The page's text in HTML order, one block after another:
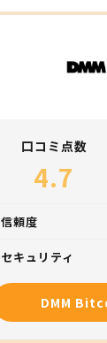
口コミ点数
4.7
信頼度
セキュリティ
DMM